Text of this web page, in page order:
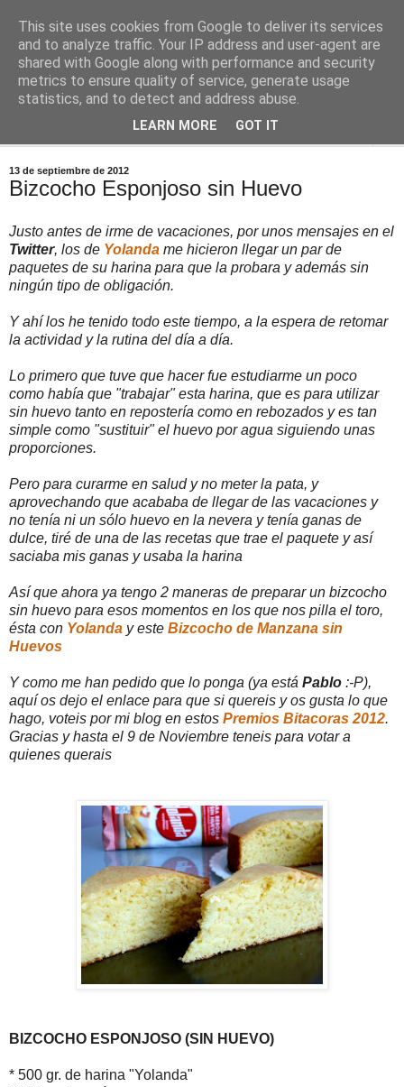
Comoju
La Cocina del Día a Día y el día a día de la Gastronomía
13 de septiembre de 2012
Bizcocho Esponjoso sin Huevo
Justo antes de irme de vacaciones, por unos mensajes en el
Twitter, los de Yolanda me hicieron llegar un par de
paquetes de su harina para que la probara y además sin
ningún tipo de obligación.
Y ahí los he tenido todo este tiempo, a la espera de retomar
la actividad y la rutina del día a día.
Lo primero que tuve que hacer fue estudiarme un poco
como había que "trabajar" esta harina, que es para utilizar
sin huevo tanto en repostería como en rebozados y es tan
simple como "sustituir" el huevo por agua siguiendo unas
proporciones.
Pero para curarme en salud y no meter la pata, y
aprovechando que acababa de llegar de las vacaciones y
no tenía ni un sólo huevo en la nevera y tenía ganas de
dulce, tiré de una de las recetas que trae el paquete y así
saciaba mis ganas y usaba la harina
Así que ahora ya tengo 2 maneras de preparar un bizcocho
sin huevo para esos momentos en los que nos pilla el toro,
ésta con Yolanda y este Bizcocho de Manzana sin
Huevos
Y como me han pedido que lo ponga (ya está Pablo :-P),
aquí os dejo el enlace para que si quereis y os gusta lo que
hago, voteis por mi blog en estos Premios Bitacoras 2012.
Gracias y hasta el 9 de Noviembre teneis para votar a
quienes querais
BIZCOCHO ESPONJOSO (SIN HUEVO)
* 500 gr. de harina "Yolanda"
This site uses cookies from Google to deliver its services
and to analyze traffic. Your IP address and user-agent are
shared with Google along with performance and security
metrics to ensure quality of service, generate usage
statistics, and to detect and address abuse.
LEARN MORE GOT IT